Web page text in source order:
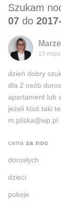
Szukam
07 do
15
dzień dobry
dla 2 osób
apartament lub
jeżeli ktoś taki
m.pliska@wp.pl
cena za noc
dorosłych
dzieci
pokoje